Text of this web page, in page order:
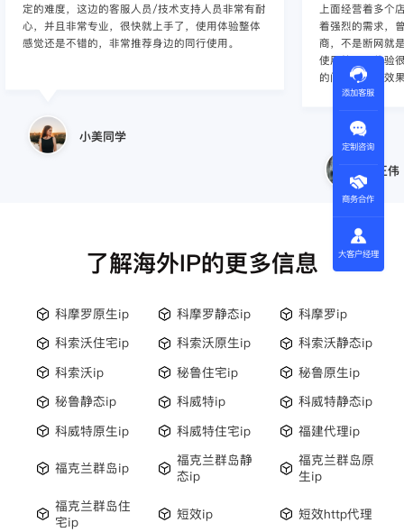
定的难度，这边的客服人员/技术支持人员非常有耐
心，并且非常专业，很快就上手了，使用体验整体
感觉还是不错的，非常推荐身边的同行使用。
小美同学
上面经营着多个
着强烈的需求，
商，不是断网就
使用效果，体验
的问题，使用效
王伟
了解海外IP的更多信息
科摩罗原生ip 科摩罗静态ip
科摩罗ip
科索沃住宅ip
科索沃原生ip
科索沃静态ip
科索沃ip
秘鲁住宅ip
秘鲁原生ip
秘鲁静态ip
科威特ip
科威特静态ip
科威特原生ip
科威特住宅ip 福建代理ip
福克兰群岛ip
福克兰群岛静
态ip
福克兰群岛原
生ip
福克兰群岛住
宅ip
短效ip 短效http代理
添加客服
定制咨询
商务合作
大客户经理